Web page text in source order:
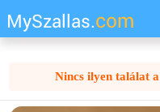
MySzallas.com
Nincs ilyen találat